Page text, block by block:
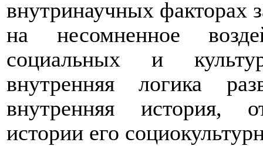
внутринаучных факторах
на несомненное
социальных и
внутренняя логика
внутренняя история,
истории его